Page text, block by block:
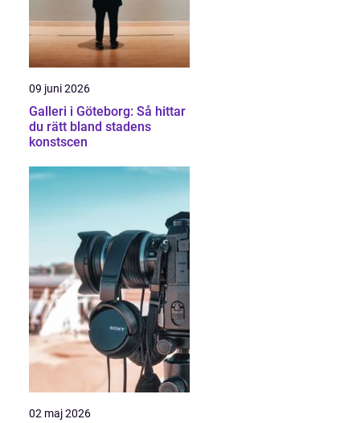
09 juni 2026
Galleri i Göteborg: Så hittar
du rätt bland stadens
konstscen
02 maj 2026